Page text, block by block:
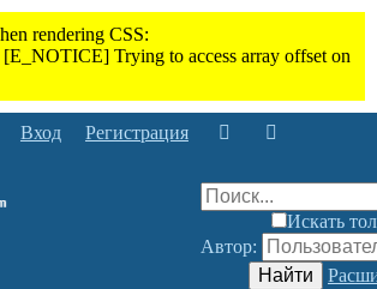
Вход Регистрация
Искать
Автор:
Найти